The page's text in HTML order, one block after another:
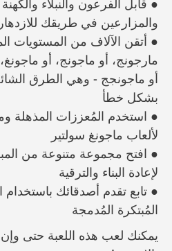
● قابل الفرعون والنبلاء والكهنة
والمزارعين في طريقك للازدهار
● أتقن الآلاف من المستويات
مارجونج، أو ماجونج، أو
أو ماجونجج - وهي الطرق
بشكل خطأ
● استخدم المُعززات المذهلة
لألعاب ماجونغ سولتير
● افتح مجموعة متنوعة من
لإعادة البناء والترقية
● تابع تقدم أصدقائك باستخدام
المُبتكرة المُدمجة
يمكنك لعب هذه اللعبة حتى